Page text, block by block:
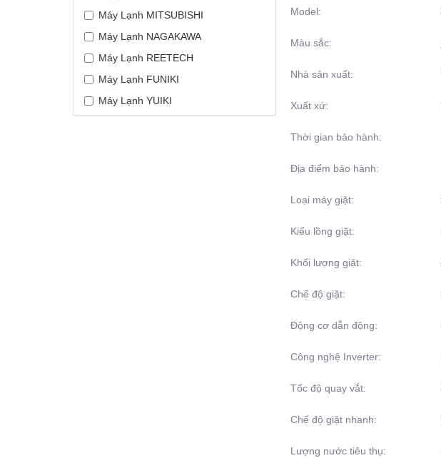
Máy Lạnh MITSUBISHI
Máy Lạnh NAGAKAWA
Máy Lạnh REETECH
Máy Lạnh FUNIKI
Máy Lạnh YUIKI
Model:
Màu sắc:
Nhà sản xuất:
Xuất xứ:
Thời gian bảo hành:
Địa điểm bảo hành:
Loại máy giặt:
Kiểu lồng giặt:
Khối lượng giặt:
Chế độ giặt:
Động cơ dẫn động:
Công nghệ Inverter:
Tốc độ quay vắt:
Chế độ giặt nhanh:
Lượng nước tiêu thụ: